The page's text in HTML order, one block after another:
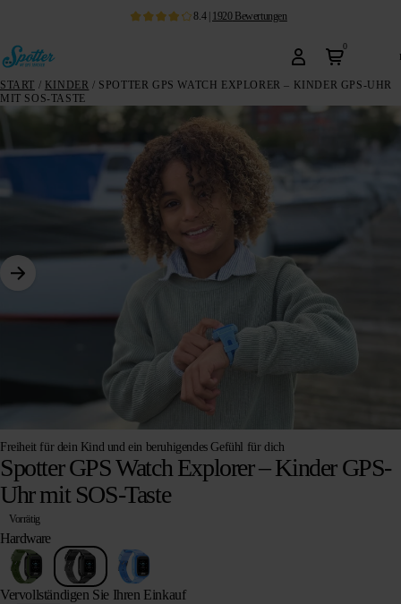
8.4| 1920 Bewertungen
0
START / KINDER / SPOTTER GPS WATCH EXPLORER – KINDER GPS-UHR
MIT SOS-TASTE
Freiheit für dein Kind und ein beruhigendes Gefühl für dich
Spotter GPS Watch Explorer – Kinder GPS-
Uhr mit SOS-Taste
Vorrätig
Hardware
Vervollständigen Sie Ihren Einkauf